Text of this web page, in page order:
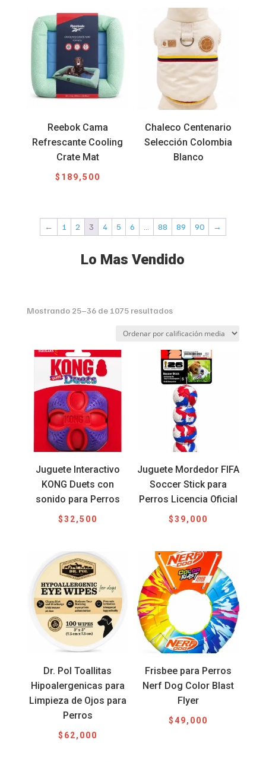
Reebok Cama
Refrescante Cooling
Crate Mat
$ 189,500
Chaleco Centenario
Selección Colombia
Blanco
← 1 2 3 4 5 6 88 89 90 →
Lo Mas Vendido
Mostrando 25–36 de 1075 resultadosSorted
average
rating
Juguete Interactivo
KONG Duets con
sonido para Perros
$32,500
Juguete Mordedor FIFA
Soccer Stick para
Perros Licencia Oficial
$39,000
Dr. Pol Toallitas
Hipoalergenicas para
Limpieza de Ojos para
Perros
$ 62,000
Frisbee para Perros
Nerf Dog Color Blast
Flyer
$49,000